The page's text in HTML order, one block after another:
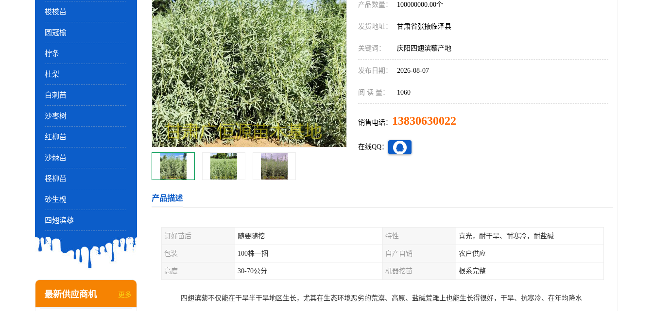
梭梭苗
圆冠榆
柠条
杜梨
白刺苗
沙枣树
红柳苗
沙棘苗
柽柳苗
砂生槐
四翅滨藜
最新供应商机 更多
产品数量： 100000000.00个
发货地址： 甘肃省张掖临泽县
关键词： 庆阳四翅滨藜产地
发布日期： 2026-08-07
阅 读 量： 1060
销售电话： 13830630022
在线QQ：
产品描述
订好苗后 随要随挖 特性 喜光，耐干旱、耐寒冷，耐盐碱
包装 100株一捆 自产自销 农户供应
高度 30-70公分 机器挖苗 根系完整
四翅滨藜不仅能在干旱半干旱地区生长，尤其在生态环境恶劣的荒漠、高原、盐碱荒滩上也能生长得很好，干旱、抗寒冷、在年均降水